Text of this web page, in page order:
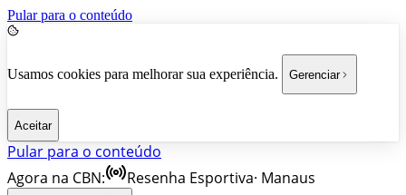
Pular para o conteúdo
Usamos cookies para melhorar sua experiência. Gerenciar
Aceitar
Pular para o conteúdo
Agora na CBN:
Resenha Esportiva· Manaus